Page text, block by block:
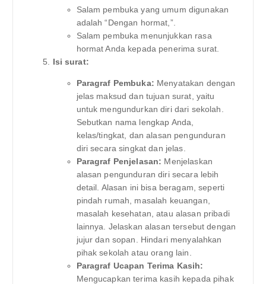
Salam pembuka yang umum digunakan
adalah “Dengan hormat,”.
Salam pembuka menunjukkan rasa
hormat Anda kepada penerima surat.
Isi surat:
Paragraf Pembuka: Menyatakan dengan
jelas maksud dan tujuan surat, yaitu
untuk mengundurkan diri dari sekolah.
Sebutkan nama lengkap Anda,
kelas/tingkat, dan alasan pengunduran
diri secara singkat dan jelas.
Paragraf Penjelasan: Menjelaskan
alasan pengunduran diri secara lebih
detail. Alasan ini bisa beragam, seperti
pindah rumah, masalah keuangan,
masalah kesehatan, atau alasan pribadi
lainnya. Jelaskan alasan tersebut dengan
jujur dan sopan. Hindari menyalahkan
pihak sekolah atau orang lain.
Paragraf Ucapan Terima Kasih:
Mengucapkan terima kasih kepada pihak